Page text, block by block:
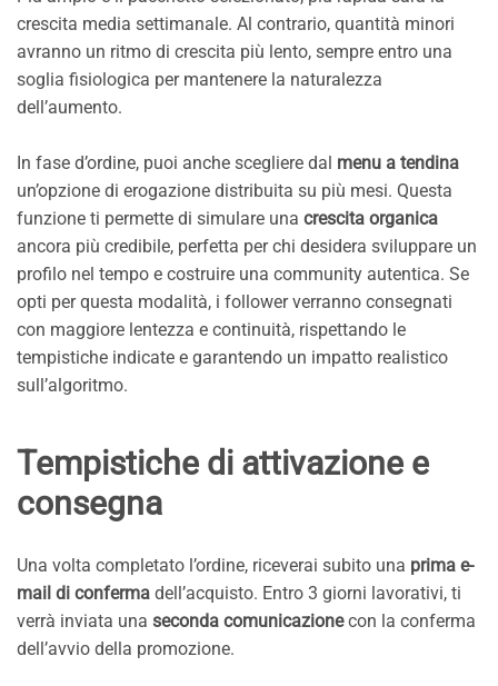
crescita media settimanale. Al contrario, quantità minori
avranno un ritmo di crescita più lento, sempre entro una
soglia fisiologica per mantenere la naturalezza
dell’aumento.
In fase d’ordine, puoi anche scegliere dal menu a tendina
un’opzione di erogazione distribuita su più mesi. Questa
funzione ti permette di simulare una crescita organica
ancora più credibile, perfetta per chi desidera sviluppare un
profilo nel tempo e costruire una community autentica. Se
opti per questa modalità, i follower verranno consegnati
con maggiore lentezza e continuità, rispettando le
tempistiche indicate e garantendo un impatto realistico
sull’algoritmo.
Tempistiche di attivazione e
consegna
Una volta completato l’ordine, riceverai subito una prima e-
mail di conferma dell’acquisto. Entro 3 giorni lavorativi, ti
verrà inviata una seconda comunicazionecon la conferma
dell’avvio della promozione.